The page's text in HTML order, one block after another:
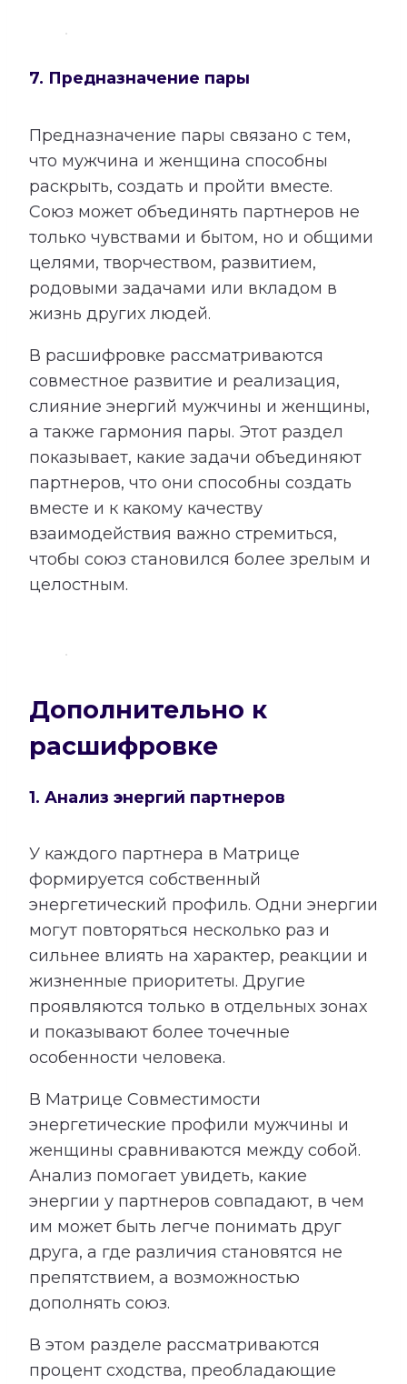
7. Предназначение пары
Предназначение пары связано с тем,
что мужчина и женщина способны
раскрыть, создать и пройти вместе.
Союз может объединять партнеров не
только чувствами и бытом, но и общими
целями, творчеством, развитием,
родовыми задачами или вкладом в
жизнь других людей.
В расшифровке рассматриваются
совместное развитие и реализация,
слияние энергий мужчины и женщины,
а также гармония пары. Этот раздел
показывает, какие задачи объединяют
партнеров, что они способны создать
вместе и к какому качеству
взаимодействия важно стремиться,
чтобы союз становился более зрелым и
целостным.
Дополнительно к
расшифровке
1. Анализ энергий партнеров
У каждого партнера в Матрице
формируется собственный
энергетический профиль. Одни энергии
могут повторяться несколько раз и
сильнее влиять на характер, реакции и
жизненные приоритеты. Другие
проявляются только в отдельных зонах
и показывают более точечные
особенности человека.
В Матрице Совместимости
энергетические профили мужчины и
женщины сравниваются между собой.
Анализ помогает увидеть, какие
энергии у партнеров совпадают, в чем
им может быть легче понимать друг
друга, а где различия становятся не
препятствием, а возможностью
дополнять союз.
В этом разделе рассматриваются
процент сходства, преобладающие